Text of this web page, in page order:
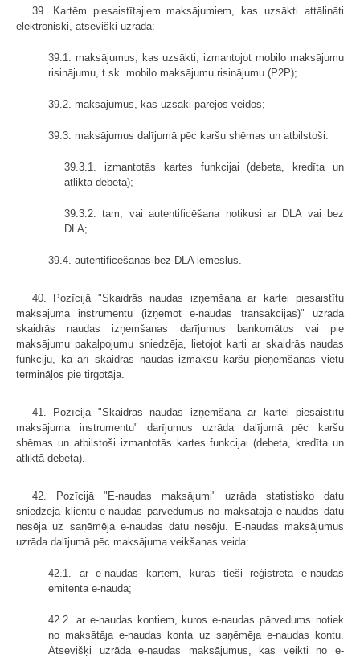
39. Kartēm piesaistītajiem maksājumiem, kas uzsākti attālināti
elektroniski, atsevišķi uzrāda:
39.1. maksājumus, kas uzsākti, izmantojot mobilo maksājumu
risinājumu, t.sk. mobilo maksājumu risinājumu (P2P);
39.2. maksājumus, kas uzsāki pārējos veidos;
39.3. maksājumus dalījumā pēc karšu shēmas un atbilstoši:
39.3.1. izmantotās kartes funkcijai (debeta, kredīta un
atliktā debeta);
39.3.2. tam, vai autentificēšana notikusi ar DLA vai bez
DLA;
39.4. autentificēšanas bez DLA iemeslus.
40. Pozīcijā "Skaidrās naudas izņemšana ar kartei piesaistītu
maksājuma instrumentu (izņemot e-naudas transakcijas)" uzrāda
skaidrās naudas izņemšanas darījumus bankomātos vai pie
maksājumu pakalpojumu sniedzēja, lietojot karti ar skaidrās naudas
funkciju, kā arī skaidrās naudas izmaksu karšu pieņemšanas vietu
termināļos pie tirgotāja.
41. Pozīcijā "Skaidrās naudas izņemšana ar kartei piesaistītu
maksājuma instrumentu" darījumus uzrāda dalījumā pēc karšu
shēmas un atbilstoši izmantotās kartes funkcijai (debeta, kredīta un
atliktā debeta).
42. Pozīcijā "E-naudas maksājumi" uzrāda statistisko datu
sniedzēja klientu e-naudas pārvedumus no maksātāja e-naudas datu
nesēja uz saņēmēja e-naudas datu nesēju. E-naudas maksājumus
uzrāda dalījumā pēc maksājuma veikšanas veida:
42.1. ar e-naudas kartēm, kurās tieši reģistrēta e-naudas
emitenta e-nauda;
42.2. ar e-naudas kontiem, kuros e-naudas pārvedums notiek
no maksātāja e-naudas konta uz saņēmēja e-naudas kontu.
Atsevišķi uzrāda e-naudas maksājumus, kas veikti no e-